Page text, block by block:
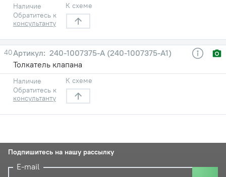
Наличие
Обратитесь к
консультанту
К схеме
40
240-1007375-А (240-1007375-А1)
Толкатель клапана
Наличие
Обратитесь к
консультанту
К схеме
Подпишитесь на нашу рассылку
E-mail